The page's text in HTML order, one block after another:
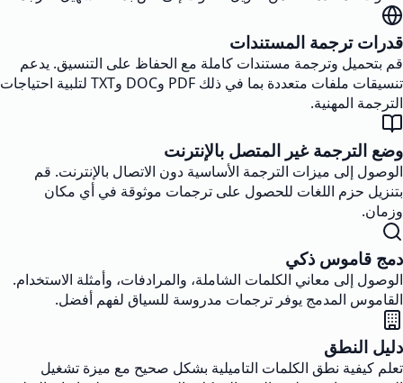
قدرات ترجمة المستندات
قم بتحميل وترجمة مستندات كاملة مع الحفاظ على التنسيق. يدعم
تنسيقات ملفات متعددة بما في ذلك PDF وDOC وTXT لتلبية احتياجات
الترجمة المهنية.
وضع الترجمة غير المتصل بالإنترنت
الوصول إلى ميزات الترجمة الأساسية دون الاتصال بالإنترنت. قم
بتنزيل حزم اللغات للحصول على ترجمات موثوقة في أي مكان
وزمان.
دمج قاموس ذكي
الوصول إلى معاني الكلمات الشاملة، والمرادفات، وأمثلة الاستخدام.
القاموس المدمج يوفر ترجمات مدروسة للسياق لفهم أفضل.
دليل النطق
تعلم كيفية نطق الكلمات التاميلية بشكل صحيح مع ميزة تشغيل